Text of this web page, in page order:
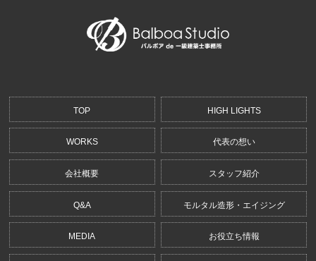
TOP HIGH LIGHTS
WORKS 代表の想い
会社概要 スタッフ紹介
Q&A モルタル造形・エイジング
MEDIA お役立ち情報